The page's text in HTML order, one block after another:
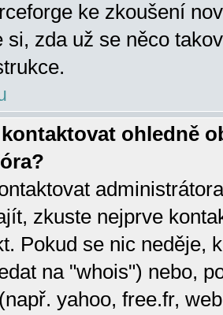
ke zkoušení
si, zda už se něco
ohledně
zkuste nejprve
Pokud se nic neděje,
na "whois") nebo,
yahoo, free.fr,